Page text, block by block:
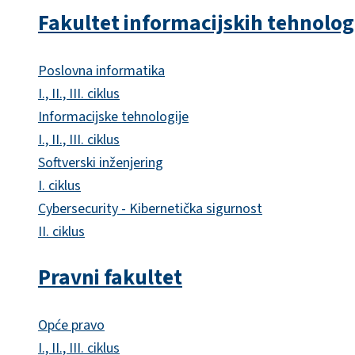
Fakultet informacijskih
Poslovna informatika
I., II., III. ciklus
Informacijske tehnologije
I., II., III. ciklus
Softverski inženjering
I. ciklus
Cybersecurity - Kibernetička sigurnost
II. ciklus
Pravni fakultet
Opće pravo
I., II., III. ciklus